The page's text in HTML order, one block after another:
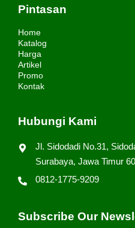
Pintasan
Home
Katalog
Harga
Artikel
Promo
Kontak
Hubungi Kami
Jl. Sidodadi No.31,
Surabaya, Jawa Timur
0812-1775-9209
Subscribe Our